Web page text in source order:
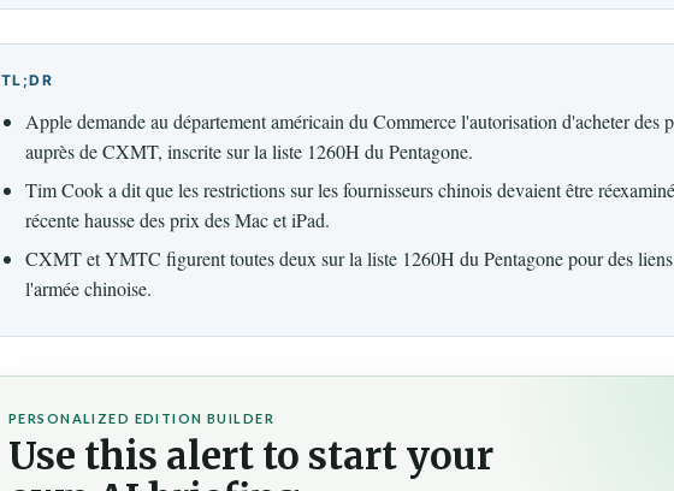
TL;DR
Apple demande au département américain du Commerce l'autorisation d'acheter des
auprès de CXMT, inscrite sur la liste 1260H du Pentagone.
Tim Cook a dit que les restrictions sur les fournisseurs chinois devaient être
récente hausse des prix des Mac et iPad.
CXMT et YMTC figurent toutes deux sur la liste 1260H du Pentagone pour des liens
l'armée chinoise.
PERSONALIZED EDITION BUILDER
Use this alert to start your